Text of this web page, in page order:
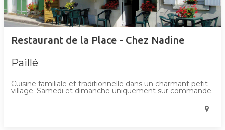
Restaurant de la Place - Chez Nadine
Paillé
Cuisine familiale et traditionnelle dans un charmant petit
village. Samedi et dimanche uniquement sur commande.